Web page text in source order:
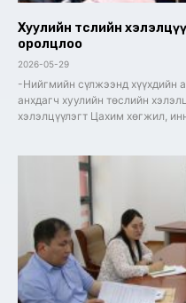
Хуулийн төслийн
оролцлоо
2026-05-29
-Нийгмийн сүлжээнд хүүхдийн
анхдагч хуулийн төслийн
хэлэлцүүлэгт Цахим хөгжил,